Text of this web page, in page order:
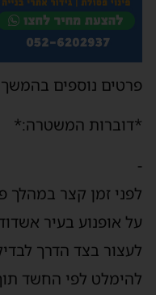
פרטים נוספים בהמשך
*דוברות המשטרה:*
-
לפני זמן קצר במהלך
על אופנוע בעיר
לעצור בצד הדרך
להימלט לפי החשד